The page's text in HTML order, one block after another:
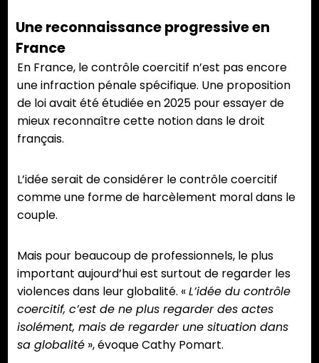
Une reconnaissance progressive en
France
En France, le contrôle coercitif n’est pas encore
une infraction pénale spécifique. Une proposition
de loi avait été étudiée en 2025 pour essayer de
mieux reconnaître cette notion dans le droit
français.
L’idée serait de considérer le contrôle coercitif
comme une forme de harcèlement moral dans le
couple.
Mais pour beaucoup de professionnels, le plus
important aujourd’hui est surtout de regarder les
violences dans leur globalité. «L’idée du contrôle
coercitif, c’est de ne plus regarder des actes
isolément, mais de regarder une situation dans
sa globalité », évoque Cathy Pomart.